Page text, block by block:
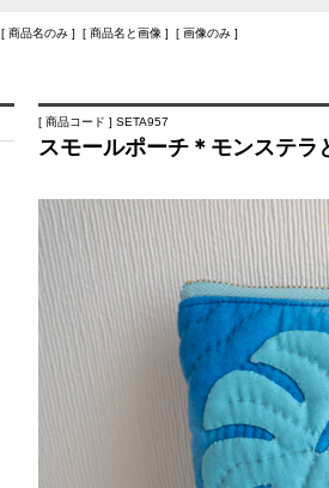
[ 商品名のみ ] [ 商品名と画像 ] [ 画像のみ ]
[ 商品コード ] SETA957
スモールポーチ＊モンステ